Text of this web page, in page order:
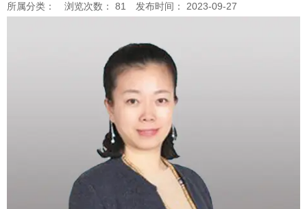
所属分类： 浏览次数： 81 发布时间： 2023-09-27